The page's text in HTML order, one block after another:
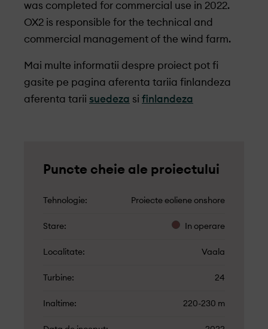
was completed for commercial use in 2022.
OX2 is responsible for the technical and
commercial management of the wind farm.
Mai multe informatii despre proiect pot fi
gasite pe pagina aferenta tariia finlandeza
aferenta tarii suedeza si finlandeza
Puncte cheie ale proiectului
Tehnologie Proiecte eoliene onshore
Stare In operare
Localitate Vaala
Turbine 24
Inaltime 220-230 m